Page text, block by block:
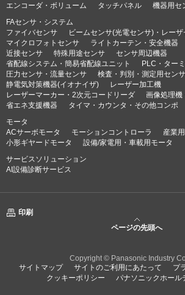
エンコーダ・ボリューム
タッチパネル
機器用セ
FAセンサ・システム
ファイバセンサ
ビームセンサ(光電センサ)・レー
マイクロフォトセンサ
ライトカーテン・安全機器
近接センサ
特殊用途センサ
センサ周辺機器
省配線システム・簡易省配線ユニット
PLC・ター
圧力センサ・流量センサ
検査・判別・測定用セン
静電気対策機器(イオナイザ)
レーザー加工機
レーザーマーカー・2次元コードリーダ
画像処理機
省エネ支援機器
タイマ・カウンタ・その他コンポ
モータ
ACサーボモータ
モーションコントローラ
産業
小形ギヤードモータ
設備/家電用・車載用モータ
サービスソリューション
AI設備診断サービス
印刷
ページの先頭へ
Copyright © Panasonic Industry
サイトマップ
サイトのご利用にあたって
プ
クッキーポリシー
パナソニックホール